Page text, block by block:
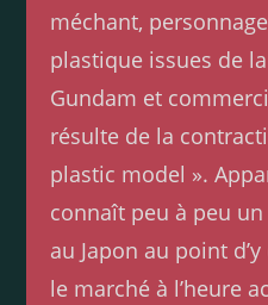
méchant,
plastique issues de
Gundam et
résulte de la
plastic model ».
connaît peu à peu
au Japon au point
le marché à l’heure